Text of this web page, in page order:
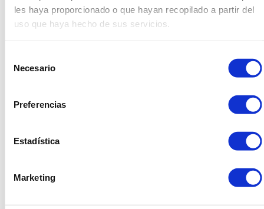
les haya proporcionado o que hayan recopilado a partir del
uso que haya hecho de sus servicios.
Necesario
Preferencias
Estadística
Marketing
privacidad que un exterior urbano necesita, esta sin
duda, es una de las claves de éxito sobre como decorar
una terraza.
MODERNO/MINIMALISTA